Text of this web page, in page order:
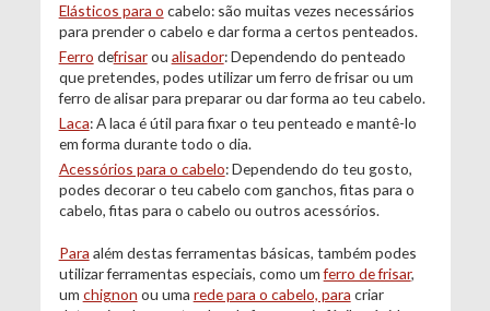
Elásticos para o cabelo: são muitas vezes necessários
para prender o cabelo e dar forma a certos penteados.
Ferro defrisarou alisador: Dependendo do penteado
que pretendes, podes utilizar um ferro de frisar ou um
ferro de alisar para preparar ou dar forma ao teu cabelo.
Laca: A laca é útil para fixar o teu penteado e mantê-lo
em forma durante todo o dia.
Acessórios para o cabelo: Dependendo do teu gosto,
podes decorar o teu cabelo com ganchos, fitas para o
cabelo, fitas para o cabelo ou outros acessórios.
Para além destas ferramentas básicas, também podes
utilizar ferramentas especiais, como umferro de frisar,
um chignon ou uma rede para o cabelo, para criar